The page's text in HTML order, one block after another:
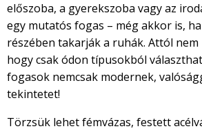
előszoba, a gyerekszoba vagy az
egy mutatós fogas – még akkor is,
részében takarják a ruhák. Attól
hogy csak ódon típusokból
fogasok nemcsak modernek,
tekintetet!
Törzsük lehet fémvázas, festett